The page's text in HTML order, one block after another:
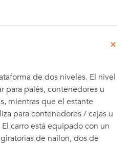
de dos niveles. El nivel
para palés, contenedores u
mientras que el estante
para contenedores / cajas u
carro está equipado con un
de nailon, dos de